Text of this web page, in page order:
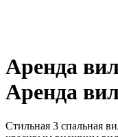
Аренда
Аренда
Стильная 3 спальная